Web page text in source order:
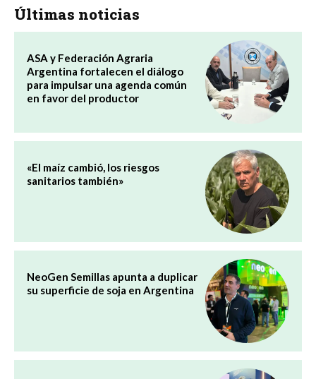
Últimas noticias
ASA y Federación Agraria
Argentina fortalecen el diálogo
para impulsar una agenda común
en favor del productor
«El maíz cambió, los riesgos
sanitarios también»
NeoGen Semillas apunta a duplicar
su superficie de soja en Argentina